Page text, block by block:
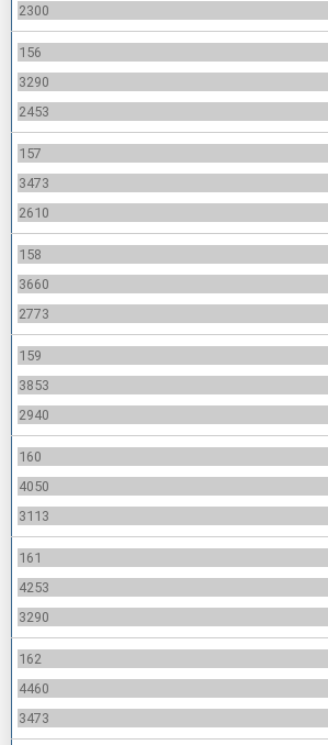
2300
156
3290
2453
157
3473
2610
158
3660
2773
159
3853
2940
160
4050
3113
161
4253
3290
162
4460
3473